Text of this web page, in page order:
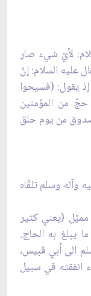
لأيّ شيء صار
عليه السلام: إنّ
إذ يقول: (فسيحوا
من المؤمنين
من يوم حلق
وآله وسلم تلقّاه
(يعني كثير
يبلغ به الحاج.
الى أبي قبيس،
انفقته في سبيل